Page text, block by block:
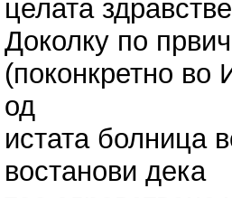
целата
Доколку по
(поконкретно во
од
истата болница
востанови дека